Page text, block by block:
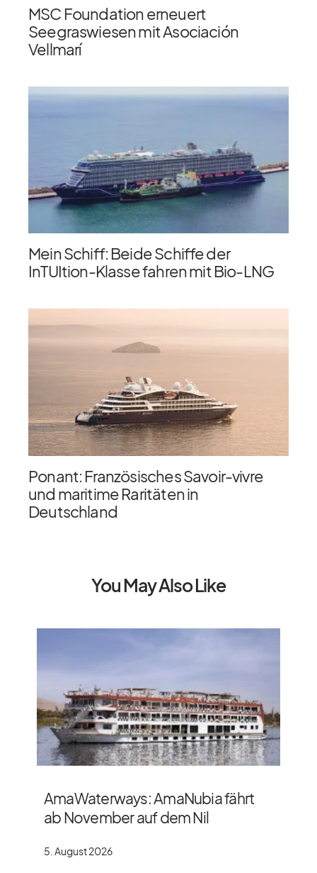
MSC Foundation erneuert
Seegraswiesen mit Asociación
Vellmarí
Mein Schiff: Beide Schiffe der
InTUItion-Klasse fahren mit Bio-LNG
Ponant: Französisches Savoir-vivre
und maritime Raritäten in
Deutschland
You May Also Like
AmaWaterways: AmaNubia fährt
ab November auf dem Nil
5. August 2026